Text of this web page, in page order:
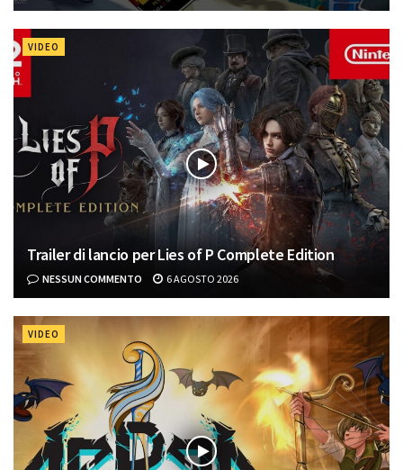
VIDEO
Trailer di lancio per Lies of P Complete Edition
NESSUN COMMENTO 6 AGOSTO 2026
VIDEO